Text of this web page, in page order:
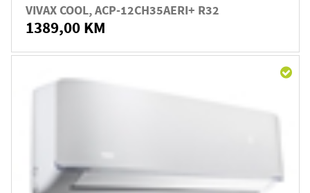
VIVAX COOL, ACP-12CH35AERI+ R32
1389,00 KM